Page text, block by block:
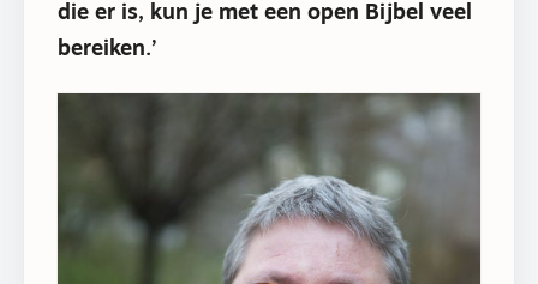
die er is, kun je met een open Bijbel veel
bereiken.’